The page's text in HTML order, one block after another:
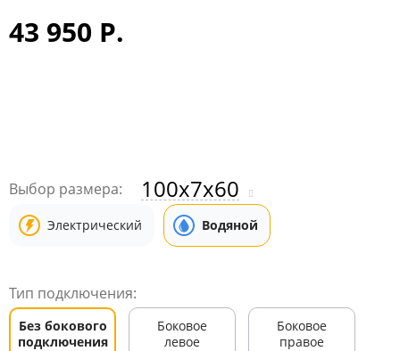
43 950 Р.
Выбор размера: 100x7x60
Электрический Водяной
Тип подключения:
Без бокового
подключения
Боковое
левое
Боковое
правое